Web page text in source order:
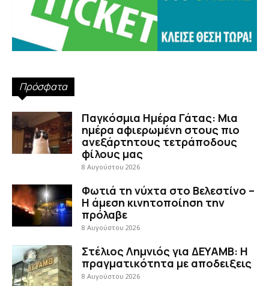
Πρόσφατα
Παγκόσμια Ημέρα Γάτας: Μια
ημέρα αφιερωμένη στους πιο
ανεξάρτητους τετράποδους
φίλους μας
8 Αυγούστου 2026
Φωτιά τη νύχτα στο Βελεστίνο –
Η άμεση κινητοποίηση την
πρόλαβε
8 Αυγούστου 2026
Στέλιος Λημνιός για ΔΕΥΑΜΒ: Η
πραγματικότητα με αποδειξεις
8 Αυγούστου 2026